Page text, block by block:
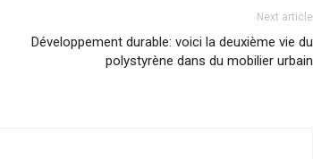
Next article
Développement durable: voici la deuxième vie du
polystyrène dans du mobilier urbain